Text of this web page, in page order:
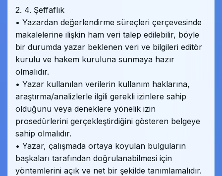
2. 4. Şeffaflık
• Yazardan değerlendirme süreçleri çerçevesinde
makalelerine ilişkin ham veri talep edilebilir, böyle
bir durumda yazar beklenen veri ve bilgileri editör
kurulu ve hakem kuruluna sunmaya hazır
olmalıdır.
• Yazar kullanılan verilerin kullanım haklarına,
araştırma/analizlerle ilgili gerekli izinlere sahip
olduğunu veya deneklere yönelik izin
prosedürlerini gerçekleştirdiğini gösteren belgeye
sahip olmalıdır.
• Yazar, çalışmada ortaya koyulan bulguların
başkaları tarafından doğrulanabilmesi için
yöntemlerini açık ve net bir şekilde tanımlamalıdır.